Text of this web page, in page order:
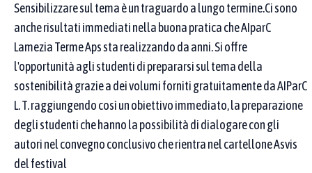
1 2 3 4 5 6 7 8 9 10
11 12 13 14 15 16 17 Seleziona tutti
Aree tematiche
Puoi selezionare una o più aree tematiche dal menu. Se ne scegli
più di una, compaiono le pratiche legate ad almeno una di esse.
Per restringere ulteriormente, aggiungi parole chiave nei campi
sopra (denominazione o proponente): l’elenco mostra solo le
pratiche che rispettano sia il testo sia l’area.
Sensibilizzare sul tema è un traguardo a lungo termine.Ci sono
anche risultati immediati nella buona pratica che AIparC
Lamezia Terme Aps sta realizzando da anni. Si offre
l'opportunità agli studenti di prepararsi sul tema della
sostenibilità grazie a dei volumi forniti gratuitamente da AIParC
L. T. raggiungendo così un obiettivo immediato, la preparazione
degli studenti che hanno la possibilità di dialogare con gli
autori nel convegno conclusivo che rientra nel cartellone Asvis
del festival